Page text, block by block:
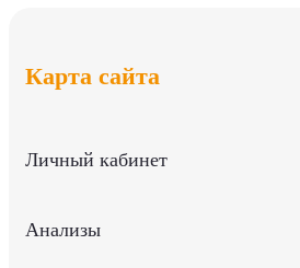
Карта сайта
Личный кабинет
Анализы